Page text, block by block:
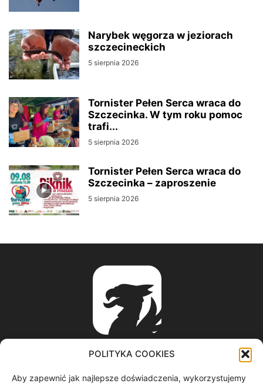
POLITYKA COOKIES
Aby zapewnić jak najlepsze doświadczenia, wykorzystujemy
Narybek węgorza w jeziorach
szczecineckich
5 sierpnia 2026
Tornister Pełen Serca wraca do
Szczecinka. W tym roku pomoc
trafi...
5 sierpnia 2026
Tornister Pełen Serca wraca do
Szczecinka – zaproszenie
5 sierpnia 2026